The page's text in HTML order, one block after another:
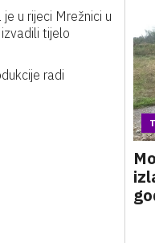
u rijeci Mrežnici u
tijelo
radi